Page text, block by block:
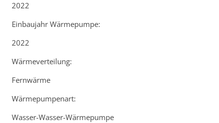
2022
Einbaujahr Wärmepumpe:
2022
Wärmeverteilung:
Fernwärme
Wärmepumpenart:
Wasser-Wasser-Wärmepumpe